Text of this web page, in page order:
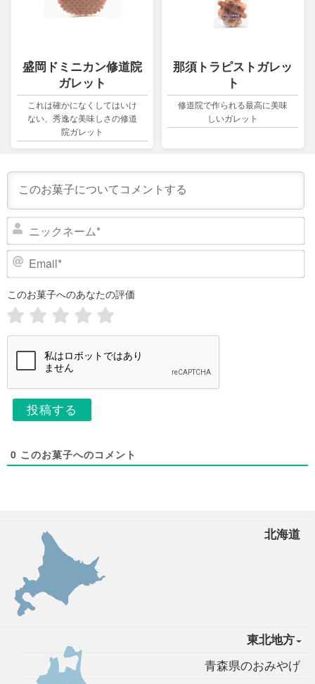
北海道
東北地方
青森県のおみやげ
盛岡ドミニカン修道院
ガレット
これは確かになくしてはいけ
ない、秀逸な美味しさの修道
院ガレット
那須トラピストガレッ
ト
修道院で作られる最高に美味
しいガレット
ク
このお菓子へのあなたの評価
0 このお菓子へのコメント